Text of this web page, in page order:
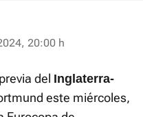
20:00 h
del Inglaterra-
este miércoles,